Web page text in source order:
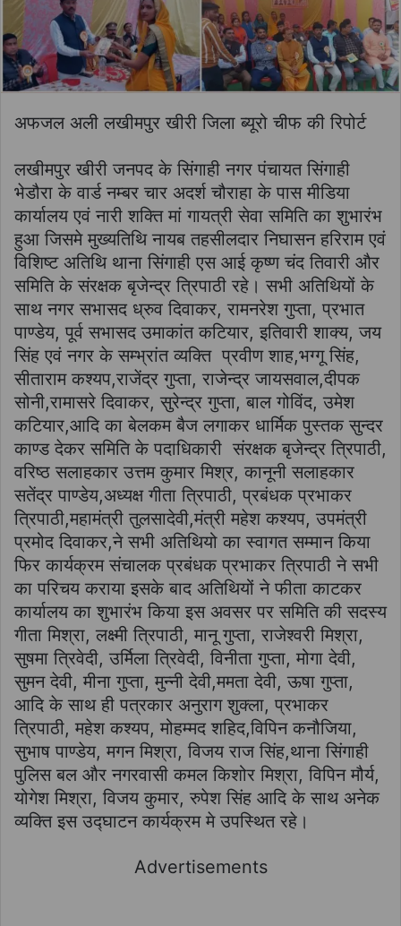
अफजल अली लखीमपुर खीरी जिला ब्यूरो चीफ की रिपोर्ट
लखीमपुर खीरी जनपद के सिंगाही नगर पंचायत सिंगाही
भेडौरा के वार्ड नम्बर चार अदर्श चौराहा के पास मीडिया
कार्यालय एवं नारी शक्ति मां गायत्री सेवा समिति का शुभारंभ
हुआ जिसमे मुख्यतिथि नायब तहसीलदार निघासन हरिराम एवं
विशिष्ट अतिथि थाना सिंगाही एस आई कृष्ण चंद तिवारी और
समिति के संरक्षक बृजेन्द्र त्रिपाठी रहे। सभी अतिथियों के
साथ नगर सभासद ध्रुव दिवाकर, रामनरेश गुप्ता, प्रभात
पाण्डेय, पूर्व सभासद उमाकांत कटियार, इतिवारी शाक्य, जय
सिंह एवं नगर के सम्भ्रांत व्यक्ति प्रवीण शाह,भग्गू सिंह,
सीताराम कश्यप,राजेंद्र गुप्ता, राजेन्द्र जायसवाल,दीपक
सोनी,रामासरे दिवाकर, सुरेन्द्र गुप्ता, बाल गोविंद, उमेश
कटियार,आदि का बेलकम बैज लगाकर धार्मिक पुस्तक सुन्दर
काण्ड देकर समिति के पदाधिकारी संरक्षक बृजेन्द्र त्रिपाठी,
वरिष्ठ सलाहकार उत्तम कुमार मिश्र, कानूनी सलाहकार
सतेंद्र पाण्डेय,अध्यक्ष गीता त्रिपाठी, प्रबंधक प्रभाकर
त्रिपाठी,महामंत्री तुलसादेवी,मंत्री महेश कश्यप, उपमंत्री
प्रमोद दिवाकर,ने सभी अतिथियो का स्वागत सम्मान किया
फिर कार्यक्रम संचालक प्रबंधक प्रभाकर त्रिपाठी ने सभी
का परिचय कराया इसके बाद अतिथियों ने फीता काटकर
कार्यालय का शुभारंभ किया इस अवसर पर समिति की सदस्य
गीता मिश्रा, लक्ष्मी त्रिपाठी, मानू गुप्ता, राजेश्वरी मिश्रा,
सुषमा त्रिवेदी, उर्मिला त्रिवेदी, विनीता गुप्ता, मोगा देवी,
सुमन देवी, मीना गुप्ता, मुन्नी देवी,ममता देवी, ऊषा गुप्ता,
आदि के साथ ही पत्रकार अनुराग शुक्ला, प्रभाकर
त्रिपाठी, महेश कश्यप, मोहम्मद शहिद,विपिन कनौजिया,
सुभाष पाण्डेय, मगन मिश्रा, विजय राज सिंह,थाना सिंगाही
पुलिस बल और नगरवासी कमल किशोर मिश्रा, विपिन मौर्य,
योगेश मिश्रा, विजय कुमार, रुपेश सिंह आदि के साथ अनेक
व्यक्ति इस उद्घाटन कार्यक्रम मे उपस्थित रहे।
Advertisements